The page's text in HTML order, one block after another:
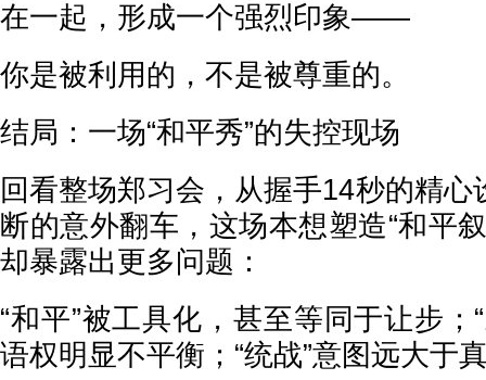
在一起，形成一个强烈印象——
你是被利用的，不是被尊重的。
结局：一场“和平秀”的失控现场
回看整场郑习会，从握手14秒的精
断的意外翻车，这场本想塑造“和平
却暴露出更多问题：
“和平”被工具化，甚至等同于让步；
语权明显不平衡；“统战”意图远大于